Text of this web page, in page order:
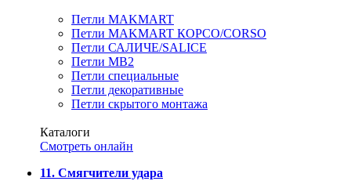
Петли MAKMART
Петли MAKMART КОРСО/CORSO
Петли САЛИЧЕ/SALICE
Петли MB2
Петли специальные
Петли декоративные
Петли скрытого монтажа
Каталоги
Смотреть онлайн
11. Смягчители удара